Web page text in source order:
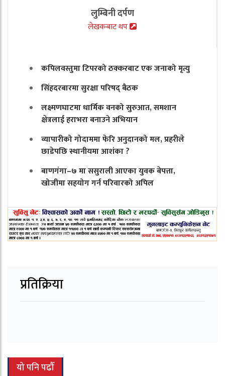
लुम्बिनी दर्पण
लेखकबाट थप
कपिलवस्तुमा टिपरको ठक्करबाट एक जनाको मृत्यु
सिंहदरबारमा सुरक्षा परिषद् बैठक
लक्ष्मणघाटमा धार्मिक वनको सुरुआत, समशान
क्षेत्रलाई हराभरा बनाउने अभियान
व्यापारीको गोदाममा फेरि अनुदानको मल, प्रहरीले
छाडेपछि स्थानीयमा आशंका ?
बाणगंगा–७ मा ससुराली आएका युवक बेपत्ता,
खोजीमा सहयोग गर्न परिवारको अपिल
प्रतिक्रिया
यो पनि पढौँ